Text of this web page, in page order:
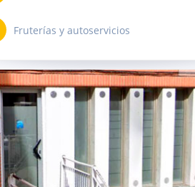
Fruterías y autoservicios